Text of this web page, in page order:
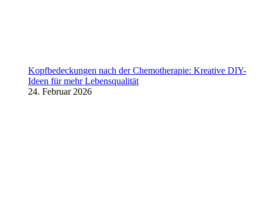
Kopfbedeckungen nach der Chemotherapie: Kreative DIY-
Ideen für mehr Lebensqualität
24. Februar 2026